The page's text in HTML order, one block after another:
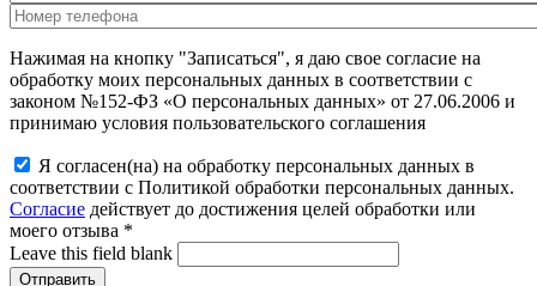
Нажимая на кнопку "Записаться", я даю свое согласие на
обработку моих персональных данных в соответствии с
законом №152-ФЗ «О персональных данных» от 27.06.2006 и
принимаю условия пользовательского соглашения
Я согласен(на) на обработку персональных данных в
соответствии с Политикой обработки персональных данных.
Согласие действует до достижения целей обработки или
моего отзыва *
Leave this field blank